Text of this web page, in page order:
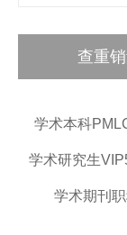
查重
学术本科
学术研究生
学术期刊